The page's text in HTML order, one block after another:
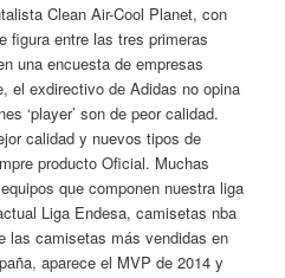
Clean Air-Cool Planet, con
figura entre las tres primeras
una encuesta de empresas
el exdirectivo de Adidas no opina
‘player’ son de peor calidad.
calidad y nuevos tipos de
producto Oficial. Muchas
que componen nuestra liga
Liga Endesa, camisetas nba
las camisetas más vendidas en
aparece el MVP de 2014 y